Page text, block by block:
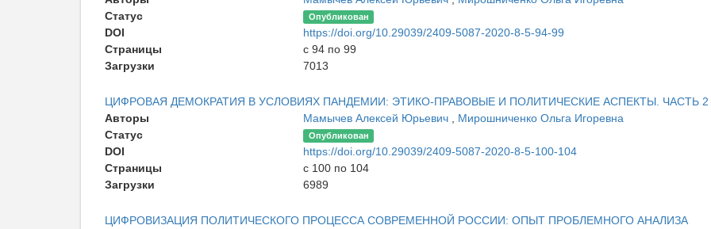
Статус
Опубликован
DOI
https://doi.org/10.29039/2409-5087-2020-8-5-94-99
Страницы
с 94 по 99
Загрузки
7013
ЦИФРОВАЯ ДЕМОКРАТИЯ В УСЛОВИЯХ ПАНДЕМИИ: ЭТИКО-ПРАВОВЫЕ И ПОЛИТИЧЕСКИЕ АСПЕКТЫ. ЧАСТЬ 2
Авторы
Мамычев Алексей Юрьевич
Мирошниченко Ольга Игоревна
Статус
Опубликован
DOI
https://doi.org/10.29039/2409-5087-2020-8-5-100-104
Страницы
с 100 по 104
Загрузки
6989
ЦИФРОВИЗАЦИЯ ПОЛИТИЧЕСКОГО ПРОЦЕССА СОВРЕМЕННОЙ РОССИИ: ОПЫТ ПРОБЛЕМНОГО АНАЛИЗА